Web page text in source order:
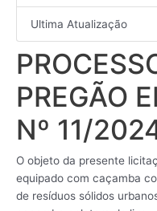
Ultima Atualização
PREGÃO
Nº 11/
O objeto da presente
equipado com caçamba
de resíduos sólidos